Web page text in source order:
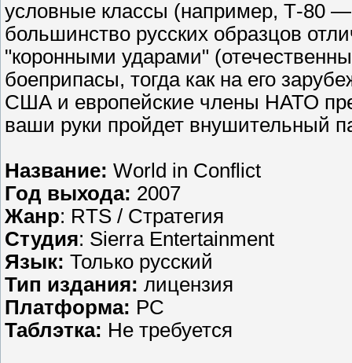
условные классы (например, Т-80
большинство русских образцов
"коронными ударами"
боеприпасы, тогда как на его
США и европейские члены НАТО
ваши руки пройдет внушительный
Название: World in Conflict
Год выхода: 2007
Жанр: RTS / Стратегия
Студия: Sierra Entertainment
Язык: Только русский
Тип издания: лицензия
Платформа: PC
Таблэтка: Не требуется